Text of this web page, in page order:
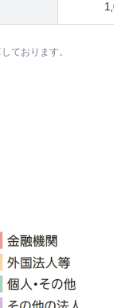
ております。